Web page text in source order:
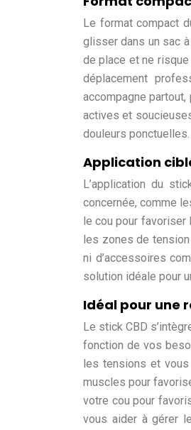
Le format compact
glisser dans un sac
de place et ne risque
déplacement
accompagne
actives et
douleurs
Application
L’application du
concernée, comme
le cou pour favoriser
les zones de tension
ni d’accessoires
solution idéale pour
Idéal pour une
Le stick CBD
fonction de vos
les tensions et vous
muscles pour
votre cou pour
vous aider à gérer